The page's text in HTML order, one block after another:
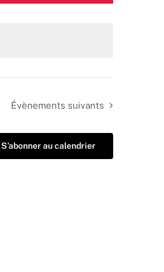
Évènements suivants
S’abonner au calendrier